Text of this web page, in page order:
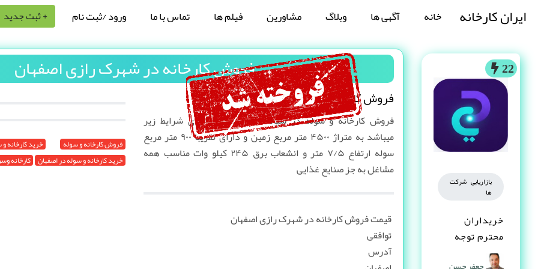
ایران کارخانه خانه آگهی ها وبلاگ مشاورین فیلم ها تماس با ما ورود /ثبت نام + ثبت جدید
22
بازاریابی شرکت
ها
خریداران
محترم توجه
کنند
فروش کارخانه در شهرک رازی اصفهان
فروش کارخانه در شهرک رازی اصفهان
فروش کارخانه و سوله در سپاهانشهر اصفهان دارای شرایط زیر
میباشد به متراژ ۴۵۰۰ متر مربع زمین و دارای تقریبا ۹۰۰ متر مربع
سوله ارتفاع ۷/۵ متر و انشعاب برق ۲۴۵ کیلو وات مناسب همه
مشاغل به جز صنایع غذایی
قیمت فروش کارخانه در شهرک رازی اصفهان
توافقی
آدرس
فروش کارخانه و سوله خرید کارخانه
خرید کارخانه و سوله در اصفهان کارخانه